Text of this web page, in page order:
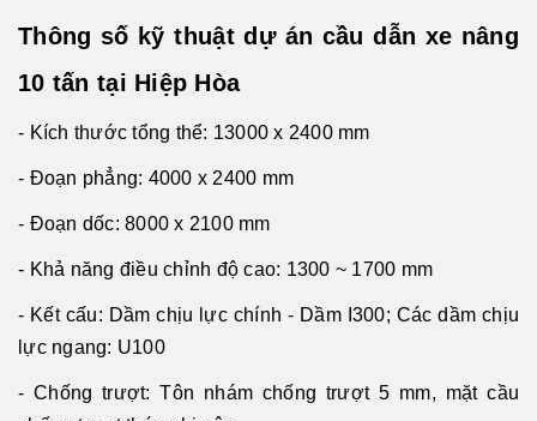
Thông số kỹ thuật dự án cầu dẫn xe nâng
10 tấn tại Hiệp Hòa
- Kích thước tổng thể: 13000 x 2400 mm
- Đoạn phẳng: 4000 x 2400 mm
- Đoạn dốc: 8000 x 2100 mm
- Khả năng điều chỉnh độ cao: 1300 ~ 1700 mm
- Kết cấu: Dầm chịu lực chính - Dầm I300; Các dầm chịu
lực ngang: U100
- Chống trượt: Tôn nhám chống trượt 5 mm, mặt cầu